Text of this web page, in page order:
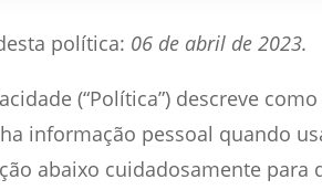
política: 06 de abril de 2023.
(“Política”) descreve como
informação pessoal quando
abaixo cuidadosamente